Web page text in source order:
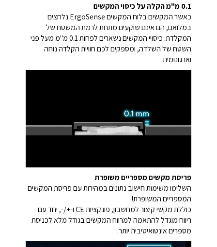
0.1 מ"מ הקלה על כיסוי המקשים
כאשר המקשים בלוח המקשים ErgoSense נלחצים
במלואם, הם אינם שוקעים מתחת לרמת המשטח של
המקלדת. כיסויי המקשים נשארים לפחות 0.1 מ"מ מעל פני
השטח של השלדה, ומספקים לכם חוויית הקלדה נוחה
וארגונומית.
פריסת מקשים מספריים משופרת
השלימו משימות חישוב נתונים במהירות עם פריסת המקשים
המספריים המשופרת!
כוללת מקשי קיצור למחשבון, פונקציות CE ו-+/-, יחד עם
ריווח מוגדל להתאמה למרווח המקשים בגודל מלא לכניסת
מספרים אינטואיטיבית יותר.